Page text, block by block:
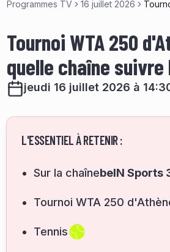
Programmes TV 16 juillet 2026
Tournoi WTA 250
quelle chaîne
jeudi 16 juillet 2026 à
L'ESSENTIEL À RETENIR :
Sur la chaînebeIN Sports
Tournoi WTA 250
Tennis